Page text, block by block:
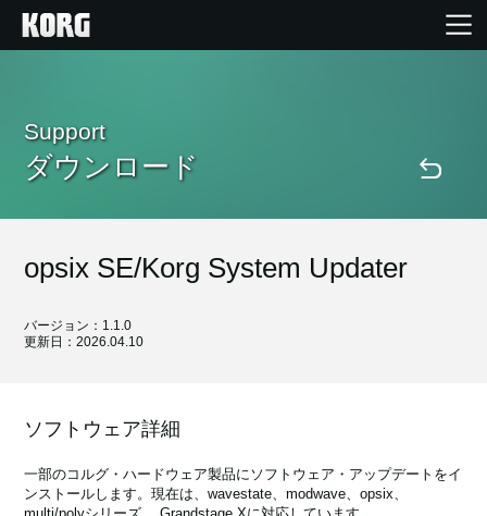
Products
Import Products
Support
Store Locator
Support
ダウンロード
opsix SE/Korg System Updater
バージョン：1.1.0
更新日：2026.04.10
ソフトウェア詳細
一部のコルグ・ハードウェア製品にソフトウェア・アップデートをイ
ンストールします。現在は、wavestate、modwave、opsix、